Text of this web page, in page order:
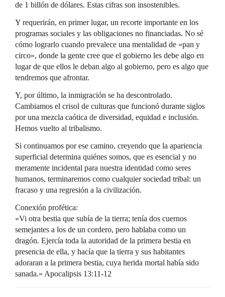
de 1 billón de dólares. Estas cifras son insostenibles.
Y requerirán, en primer lugar, un recorte importante en los
programas sociales y las obligaciones no financiadas. No sé
cómo lograrlo cuando prevalece una mentalidad de «pan y
circo», donde la gente cree que el gobierno les debe algo en
lugar de que ellos le deban algo al gobierno, pero es algo que
tendremos que afrontar.
Y, por último, la inmigración se ha descontrolado.
Cambiamos el crisol de culturas que funcionó durante siglos
por una mezcla caótica de diversidad, equidad e inclusión.
Hemos vuelto al tribalismo.
Si continuamos por ese camino, creyendo que la apariencia
superficial determina quiénes somos, que es esencial y no
meramente incidental para nuestra identidad como seres
humanos, terminaremos como cualquier sociedad tribal: un
fracaso y una regresión a la civilización.
Conexión profética:
«Vi otra bestia que subía de la tierra; tenía dos cuernos
semejantes a los de un cordero, pero hablaba como un
dragón. Ejercía toda la autoridad de la primera bestia en
presencia de ella, y hacía que la tierra y sus habitantes
adoraran a la primera bestia, cuya herida mortal había sido
sanada.» Apocalipsis 13:11-12